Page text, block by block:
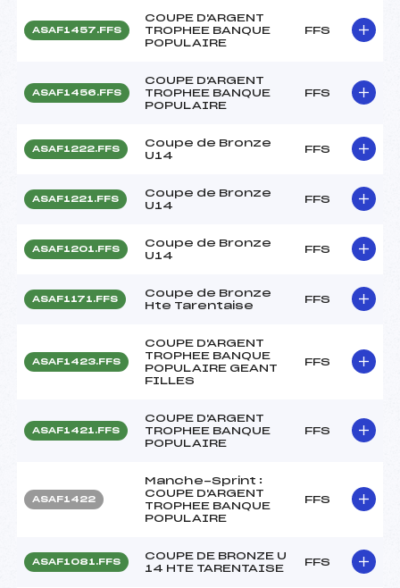
ASAF1457.FFS
COUPE D'ARGENT
TROPHEE BANQUE
POPULAIRE
FFS
ASAF1456.FFS
COUPE D'ARGENT
TROPHEE BANQUE
POPULAIRE
FFS
ASAF1222.FFS
Coupe de Bronze
U14
FFS
ASAF1221.FFS
Coupe de Bronze
U14
FFS
ASAF1201.FFS
Coupe de Bronze
U14
FFS
ASAF1171.FFS
Coupe de Bronze
Hte Tarentaise
FFS
ASAF1423.FFS
COUPE D'ARGENT
TROPHEE BANQUE
POPULAIRE GEANT
FILLES
FFS
ASAF1421.FFS
COUPE D'ARGENT
TROPHEE BANQUE
POPULAIRE
FFS
ASAF1422
Manche-Sprint :
COUPE D'ARGENT
TROPHEE BANQUE
POPULAIRE
FFS
ASAF1081.FFS
COUPE DE BRONZE U
14 HTE TARENTAISE
FFS